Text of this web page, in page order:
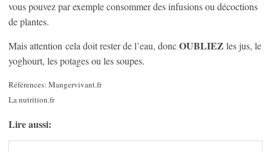
vous pouvez par exemple consommer des infusions ou décoctions
de plantes.
Mais attention cela doit rester de l’eau, doncOUBLIEZ les jus, le
yoghourt, les potages ou les soupes.
Références: Mangervivant.fr
La nutrition.fr
Lire aussi: